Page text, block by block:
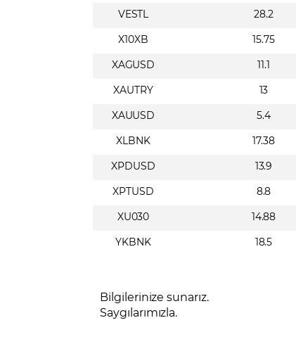
VESTL
28.2
X10XB
15.75
XAGUSD
11.1
XAUTRY
13
XAUUSD
5.4
XLBNK
17.38
XPDUSD
13.9
XPTUSD
8.8
XU030
14.88
YKBNK
18.5
Bilgilerinize sunarız.
Saygılarımızla.